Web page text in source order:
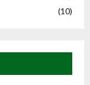
(10)